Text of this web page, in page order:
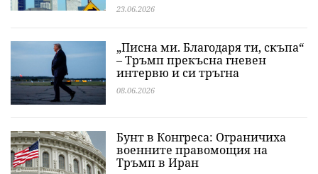
23.06.2026
„Писна ми. Благодаря ти, скъпа“
– Тръмп прекъсна гневен
интервю и си тръгна
08.06.2026
Бунт в Конгреса: Ограничиха
военните правомощия на
Тръмп в Иран